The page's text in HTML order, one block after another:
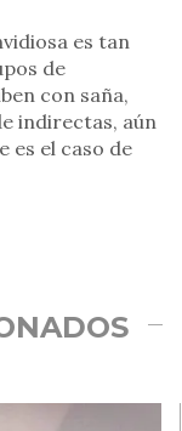
es tan
de
con saña,
indirectas, aún
es el caso de